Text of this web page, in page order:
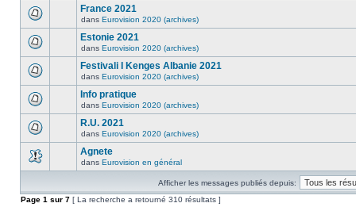
France 2021
dans Eurovision 2020 (archives)
Estonie 2021
dans Eurovision 2020 (archives)
Festivali I Kenges Albanie 2021
dans Eurovision 2020 (archives)
Info pratique
dans Eurovision 2020 (archives)
R.U. 2021
dans Eurovision 2020 (archives)
Agnete
dans Eurovision en général
Afficher les messages publiés depuis:
Page 1 sur 7 [ La recherche a retourné 310 résultats ]